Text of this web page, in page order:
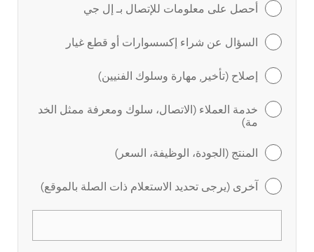
أحصل على معلومات للإتصال بـ إل جي
السؤال عن شراء إكسسوارات أو قطع غيار
إصلاح (تأخير, مهارة وسلوك الفنيين)
خدمة العملاء (الاتصال، سلوك ومعرفة ممثل الخد
مة)
المنتج (الجودة، الوظيفة، السعر)
آخرى (يرجى تحديد الاستعلام ذات الصلة بالموقع)